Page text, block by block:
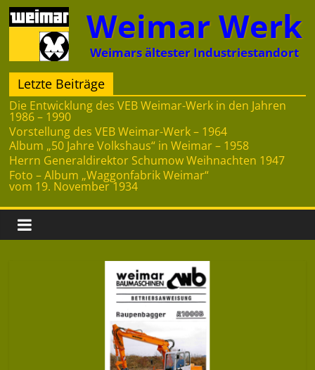
Zum
Inhalt
springen
Weimar Werk
Weimars ältester Industriestandort
Letzte Beiträge
Die Entwicklung des VEB Weimar-Werk in den Jahren
1986 – 1990
Vorstellung des VEB Weimar-Werk – 1964
Album „50 Jahre Volkshaus“ in Weimar – 1958
Herrn Generaldirektor Schumow Weihnachten 1947
Foto – Album „Waggonfabrik Weimar“
vom 19. November 1934